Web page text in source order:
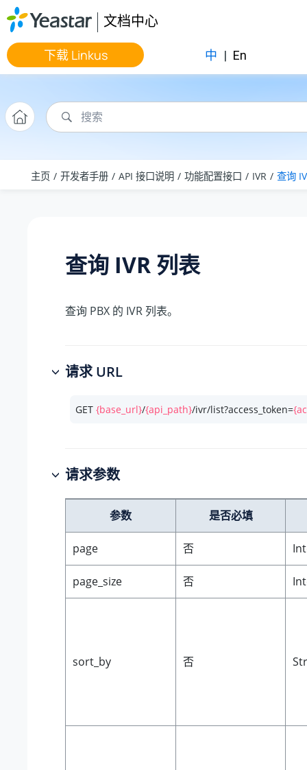
跳转到主要内容
文档中心
下载 Linkus 中 | En
主页 开发者手册 API 接口说明 功能配置接口 IVR 查询
查询 IVR 列表
查询 PBX 的 IVR 列表。
请求 URL
GET {base_url}/{api_path}/ivr/list?access_token=
请求参数
参数 是否必填
page 否
page_size 否
sort_by 否